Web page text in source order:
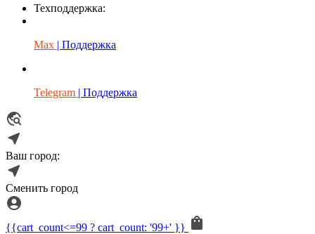
Техподдержка:
Max | Поддержка
Telegram | Поддержка
Ваш город:
Сменить город
{{cart_count<=99 ? cart_count: '99+' }}